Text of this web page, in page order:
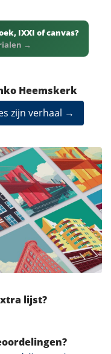
IXXI of canvas?
→
Heemskerk
zijn verhaal →
lijst?